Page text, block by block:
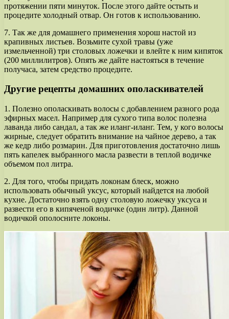
протяжении пяти минуток. После этого дайте остыть и
процедите холодный отвар. Он готов к использованию.
7. Так же для домашнего применения хорош настой из
крапивных листьев. Возьмите сухой травы (уже
измельченной) три столовых ложечки и влейте к ним кипяток
(200 миллилитров). Опять же дайте настояться в течение
получаса, затем средство процедите.
Другие рецепты домашних ополаскивателей
1. Полезно ополаскивать волосы с добавлением разного рода
эфирных масел. Например для сухого типа волос полезна
лаванда либо сандал, а так же иланг-иланг. Тем, у кого волосы
жирные, следует обратить внимание на чайное дерево, а так
же кедр либо розмарин. Для приготовления достаточно лишь
пять капелек выбранного масла развести в теплой водичке
объемом пол литра.
2. Для того, чтобы придать локонам блеск, можно
использовать обычный уксус, который найдется на любой
кухне. Достаточно взять одну столовую ложечку уксуса и
развести его в кипяченой водичке (один литр). Данной
водичкой ополосните локоны.